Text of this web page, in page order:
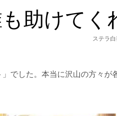
助けてく
ステラ
でした。本当に沢山の方々